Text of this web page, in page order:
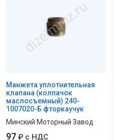
Манжета уплотнительная
клапана (колпачок
маслосъемный) 240-
1007020-Б фторкаучук
Минский Моторный Завод
97 ₽ с НДС